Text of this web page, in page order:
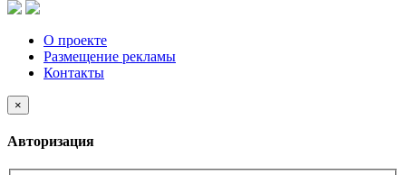
О проекте
Размещение рекламы
Контакты
×
Авторизация